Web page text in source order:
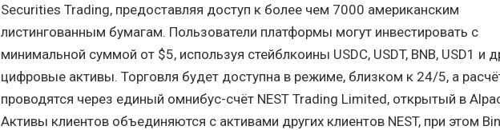
Securities Trading, предоставляя доступ к более чем 7000 американским
листингованным бумагам. Пользователи платформы могут инвестировать с
минимальной суммой от $5, используя стейблкоины USDC, USDT, BNB, USD1 и
цифровые активы. Торговля будет доступна в режиме, близком к 24/5, а
проводятся через единый омнибус-счёт NEST Trading Limited, открытый в
Активы клиентов объединяются с активами других клиентов NEST, при этом